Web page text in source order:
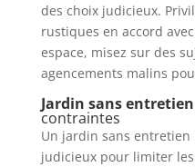
des choix judicieux.
rustiques en accord
espace, misez sur des
agencements malins
Jardin sans entretien
contraintes
Un jardin sans entretien
judicieux pour limiter